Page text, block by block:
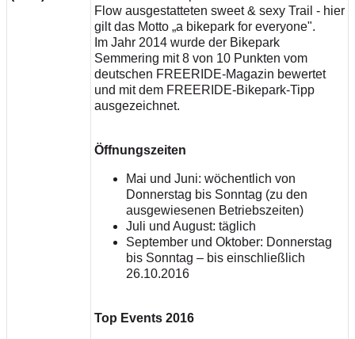
Flow ausgestatteten sweet & sexy Trail - hier
gilt das Motto „a bikepark for everyone".
Im Jahr 2014 wurde der Bikepark
Semmering mit 8 von 10 Punkten vom
deutschen FREERIDE-Magazin bewertet
und mit dem FREERIDE-Bikepark-Tipp
ausgezeichnet.
Öffnungszeiten
Mai und Juni: wöchentlich von
Donnerstag bis Sonntag (zu den
ausgewiesenen Betriebszeiten)
Juli und August: täglich
September und Oktober: Donnerstag
bis Sonntag – bis einschließlich
26.10.2016
Top Events 2016